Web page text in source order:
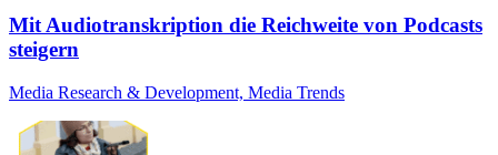
Mit Audiotranskription die Reichweite von Podcasts
steigern
Media Research & Development, Media Trends